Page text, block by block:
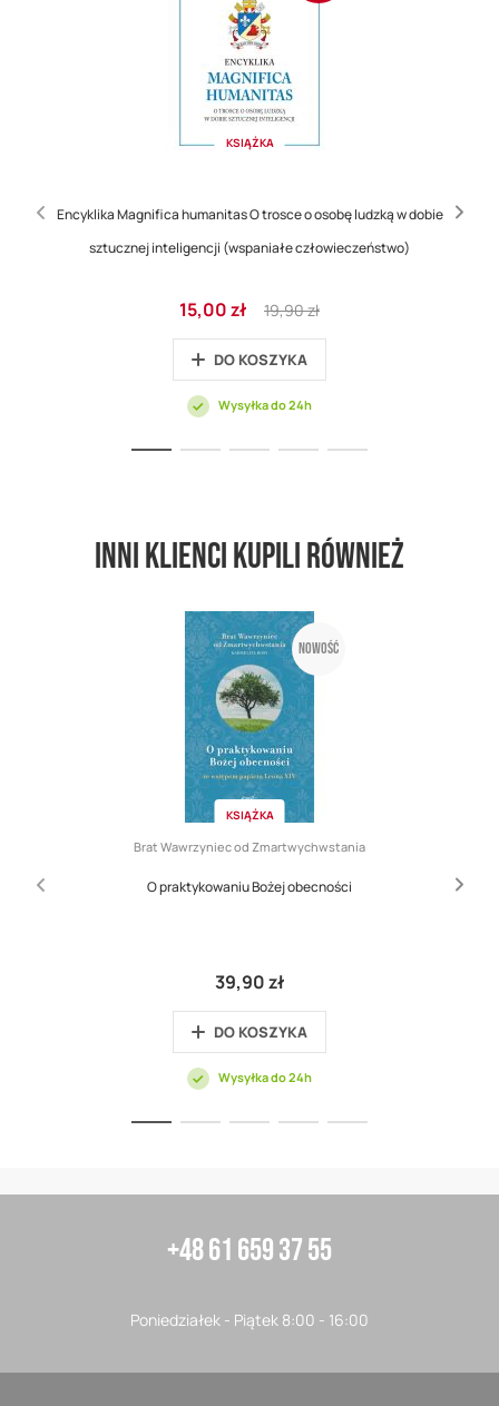
KSIĄŻKA
Encyklika Magnifica humanitas O trosce o osobę ludzką w dobie
sztucznej inteligencji (wspaniałe człowieczeństwo)
Cena
promocyjna
15,00 zł
Regular
Price
19,90 zł
DO KOSZYKA
Wysyłka do 24h
Inni klienci kupili również
Nowość
KSIĄŻKA
Brat Wawrzyniec od Zmartwychwstania
O praktykowaniu Bożej obecności
39,90 zł
DO KOSZYKA
Wysyłka do 24h
+48 61 659 37 55
Poniedziałek - Piątek 8:00 - 16:00